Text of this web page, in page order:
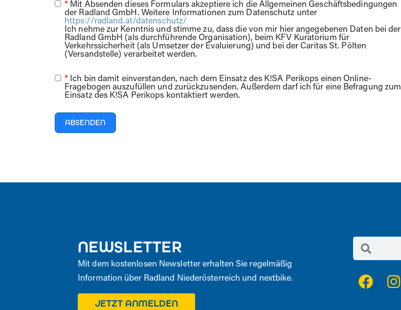
* Mit Absenden dieses Formulars akzeptiere ich die Allgemeinen Geschäftsbedingungen
der Radland GmbH. Weitere Informationen zum Datenschutz unter
https://radland.at/datenschutz/
Ich nehme zur Kenntnis und stimme zu, dass die von mir hier angegebenen Daten bei der
Radland GmbH (als durchführende Organisation), beim KFV Kuratorium für
Verkehrssicherheit (als Umsetzer der Evaluierung) und bei der Caritas St. Pölten
(Versandstelle) verarbeitet werden.
* Ich bin damit einverstanden, nach dem Einsatz des K!SA Perikops einen Online-
Fragebogen auszufüllen und zurückzusenden. Außerdem darf ich für eine Befragung zum
Einsatz des K!SA Perikops kontaktiert werden.
ABSENDEN
NEWSLETTER
Mit dem kostenlosen Newsletter erhalten Sie regelmäßig
Information über Radland Niederösterreich und nextbike.
JETZT ANMELDEN